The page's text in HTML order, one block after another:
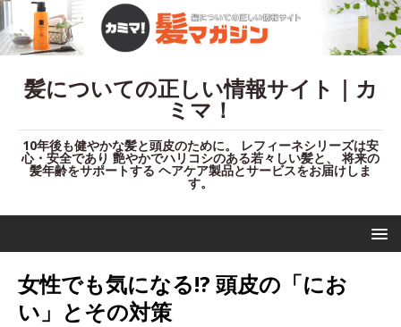
髪についての正しい情報サイト｜カ
ミマ！
10年後も健やかな髪と頭皮のために。 レフィーネシリーズは安
心・安全であり 艶やかでハリコシのある若々しい髪と、 将来の
髪年齢をサポートする ヘアケア製品とサービスをお届けしま
す。
女性でも気になる!? 頭皮の「にお
い」とその対策